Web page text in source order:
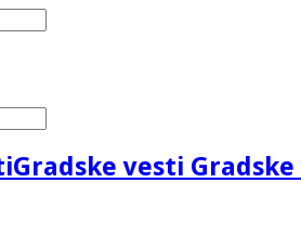
Gradske vesti